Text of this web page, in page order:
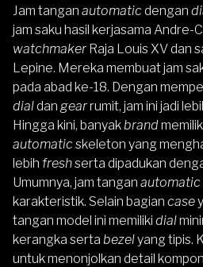
Jam tangan automatic dengan
jam saku hasil kerjasama Andre-
watchmaker Raja Louis XV dan
Lepine. Mereka membuat jam
pada abad ke-18. Dengan
dialdan gearrumit, jam ini jadi
Hingga kini, banyakbrand
automatic skeleton yang
lebih freshserta dipadukan
Umumnya, jam tangan automatic
karakteristik. Selain bagian case
tangan model ini memiliki dial
kerangka serta bezelyang tipis.
untuk menonjolkan detail